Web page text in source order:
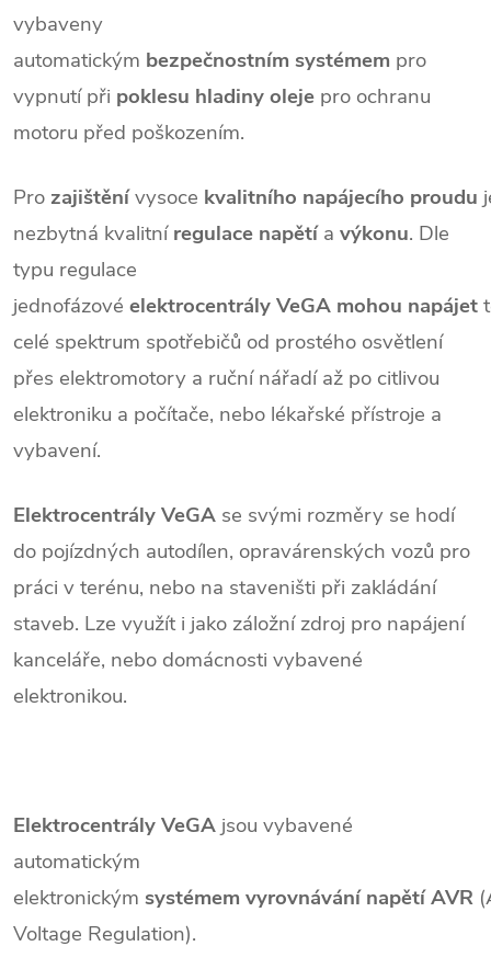
vybaveny
automatickým bezpečnostním systémem pro
vypnutí při poklesu hladinyoleje pro ochranu
motoru před poškozením.
Pro zajištěnívysoce kvalitního napájecího proudu
nezbytná kvalitníregulace napětía výkonu. Dle
typu regulace
jednofázové elektrocentrályVeGA mohou napájet
celé spektrum spotřebičů od prostého osvětlení
přes elektromotory a ruční nářadí až po citlivou
elektroniku a počítače, nebo lékařské přístroje a
vybavení.
Elektrocentrály VeGA se svými rozměry se hodí
do pojízdných autodílen, opravárenských vozů pro
práci v terénu, nebo na staveništi při zakládání
staveb. Lze využít i jako záložní zdroj pro napájení
kanceláře, nebo domácnosti vybavené
elektronikou.
ElektrocentrályVeGA jsou vybavené
automatickým
elektronickým systémem vyrovnávání napětíAVR
Voltage Regulation).